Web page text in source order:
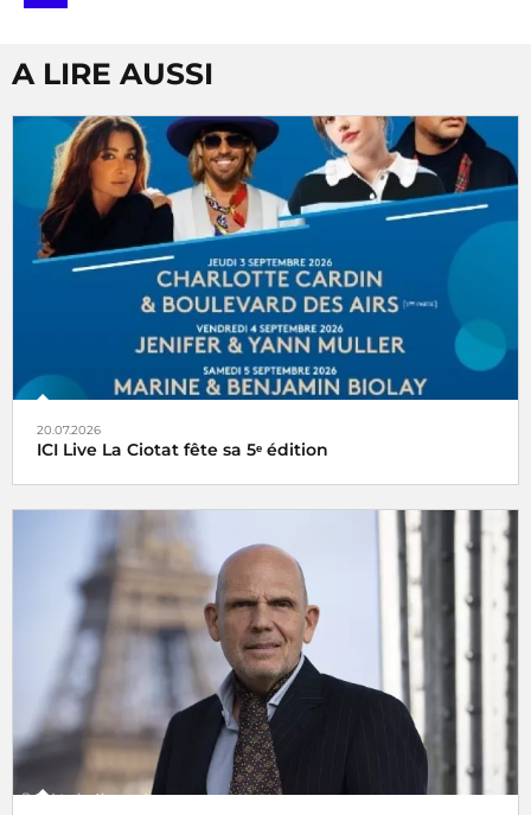
A LIRE AUSSI
20.07.2026
ICI Live La Ciotat fête sa 5ᵉ édition